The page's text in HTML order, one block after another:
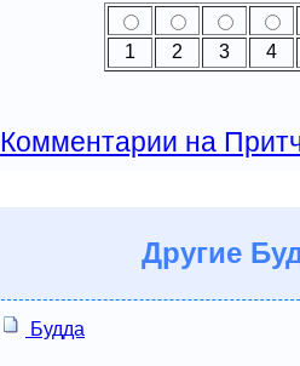
1 2 3 4
Комментарии на
Другие
Будда